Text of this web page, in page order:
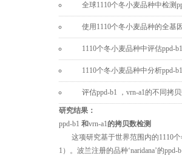
全球1110个冬小麦品种中检测
使用1110个冬小麦品种的全基
1110个冬小麦品种中评估ppd-b1
1110个冬小麦品种中分析ppd-b1
评估ppd-b1 ， vrn-a1的不同拷
研究结果：
ppd-b1 和vrn-a1的拷贝数检测
这项研究基于世界范围内的1110个
1）。波兰注册的品种‘naridana’的ppd-